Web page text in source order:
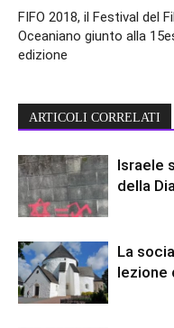
FIFO 2018, il Festival del
Oceaniano giunto alla
edizione
ARTICOLI CORRELATI
Israele
della
La
lezione